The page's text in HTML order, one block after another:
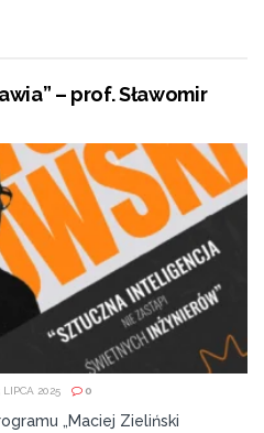
– prof. Sławomir
LIPCA 2025 0
„Maciej Zieliński